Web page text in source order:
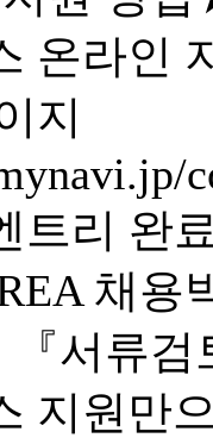
온라인
지
트리 완
채
『서류
지원만